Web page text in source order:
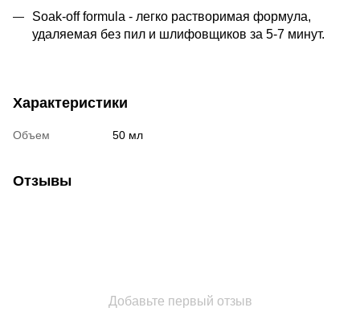
Soak-off formula - легко растворимая формула,
удаляемая без пил и шлифовщиков за 5-7 минут.
Характеристики
Объем 50 мл
Отзывы
Добавьте первый отзыв